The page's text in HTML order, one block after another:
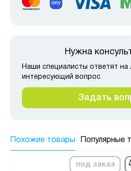
Нужна
Наши специалисты ответят на
интересующий вопрос
Задать
Похожие товары Популярные
под заказ